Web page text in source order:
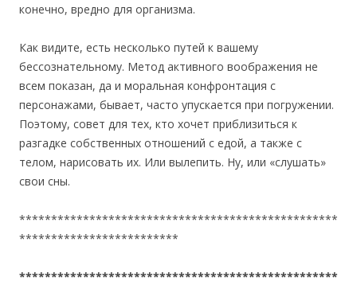
конечно, вредно для организма.
Как видите, есть несколько путей к вашему
бессознательному. Метод активного воображения не
всем показан, да и моральная конфронтация с
персонажами, бывает, часто упускается при погружении.
Поэтому, совет для тех, кто хочет приблизиться к
разгадке собственных отношений с едой, а также с
телом, нарисовать их. Или вылепить. Ну, или «слушать»
свои сны.
**************************************************
*************************
**************************************************